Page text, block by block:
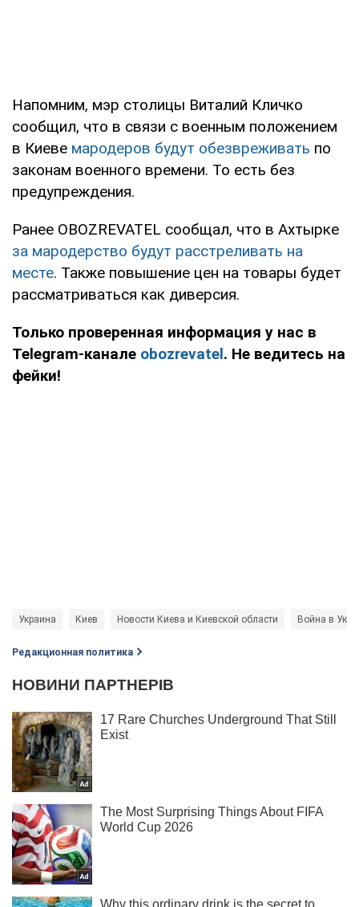
Напомним, мэр столицы Виталий Кличко
сообщил, что в связи с военным положением
в Киеве мародеров будут обезвреживать по
законам военного времени. То есть без
предупреждения.
Ранее OBOZREVATEL сообщал, что в Ахтырке
за мародерство будут расстреливать на
месте. Также повышение цен на товары будет
рассматриваться как диверсия.
Только проверенная информация у нас в
Telegram-канале obozrevatel. Не ведитесь на
фейки!
Украина Киев Новости Киева и Киевской области Война в
Редакционная политика